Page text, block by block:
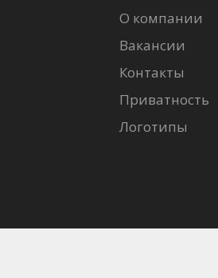
О компании
Вакансии
Контакты
Приватность
Логотипы